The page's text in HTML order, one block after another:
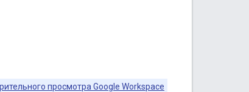
просмотра Google Workspace